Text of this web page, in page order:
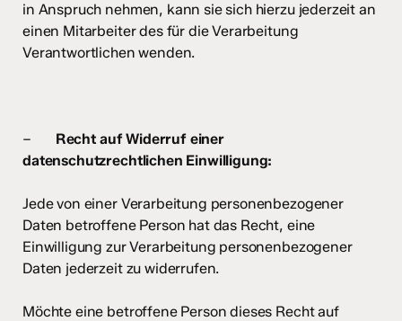
in Anspruch nehmen, kann sie sich hierzu jederzeit an
einen Mitarbeiter des für die Verarbeitung
Verantwortlichen wenden.
– Recht auf Widerruf einer
datenschutzrechtlichen Einwilligung:
Jede von einer Verarbeitung personenbezogener
Daten betroffene Person hat das Recht, eine
Einwilligung zur Verarbeitung personenbezogener
Daten jederzeit zu widerrufen.
Möchte eine betroffene Person dieses Recht auf